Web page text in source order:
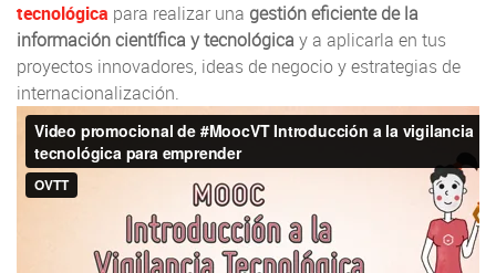
tecnológica para realizar una gestión eficiente de la
información científica y tecnológicay a aplicarla en tus
proyectos innovadores, ideas de negocio y estrategias de
internacionalización.